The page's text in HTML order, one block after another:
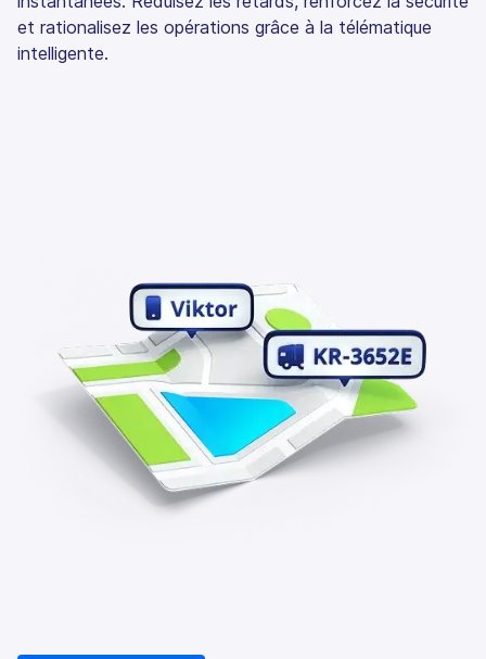
et rationalisez les opérations grâce à la télématique
intelligente.